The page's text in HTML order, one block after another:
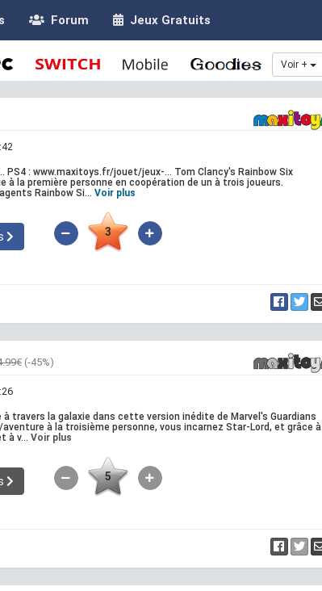
Forum Jeux Gratuits
Voir +
PS4 : www.maxitoys.fr/jouet/jeux-... Tom Clancy's Rainbow Six
la première personne en coopération de un à trois joueurs.
Rainbow Si...Voir plus
3
(-45%)
à travers la galaxie dans cette version inédite de Marvel's Guardians
à la troisième personne, vous incarnez Star-Lord, et grâce à
à v...Voir plus
5